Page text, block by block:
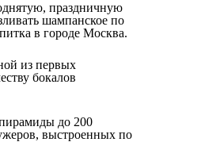
праздничную
шампанское по
в городе Москва.
из первых
бокалов
до 200
выстроенных по